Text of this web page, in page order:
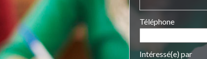
Téléphone
Intéressé(e) par